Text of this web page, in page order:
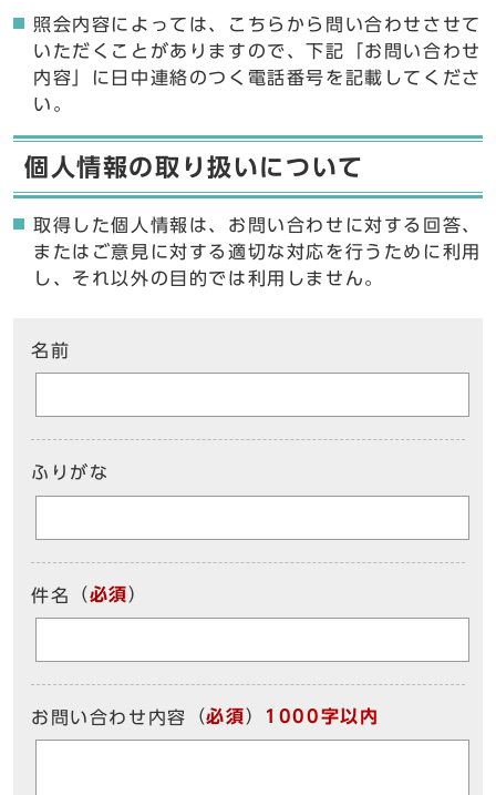
照会内容によっては、こちらから問い合わせさせて
いただくことがありますので、下記「お問い合わせ
内容」に日中連絡のつく電話番号を記載してくださ
い。
個人情報の取り扱いについて
取得した個人情報は、お問い合わせに対する回答、
またはご意見に対する適切な対応を行うために利用
し、それ以外の目的では利用しません。
名前
ふりがな
件名 （必須）
お問い合わせ内容 （必須） 1000字以内